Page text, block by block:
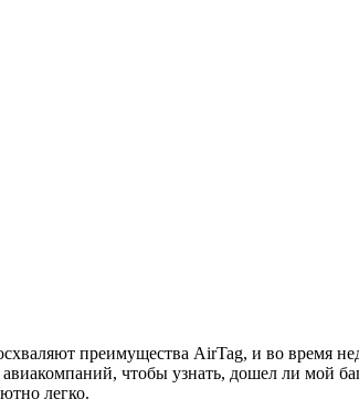
преимущества AirTag, и во время
чтобы узнать, дошел ли мой
легко.